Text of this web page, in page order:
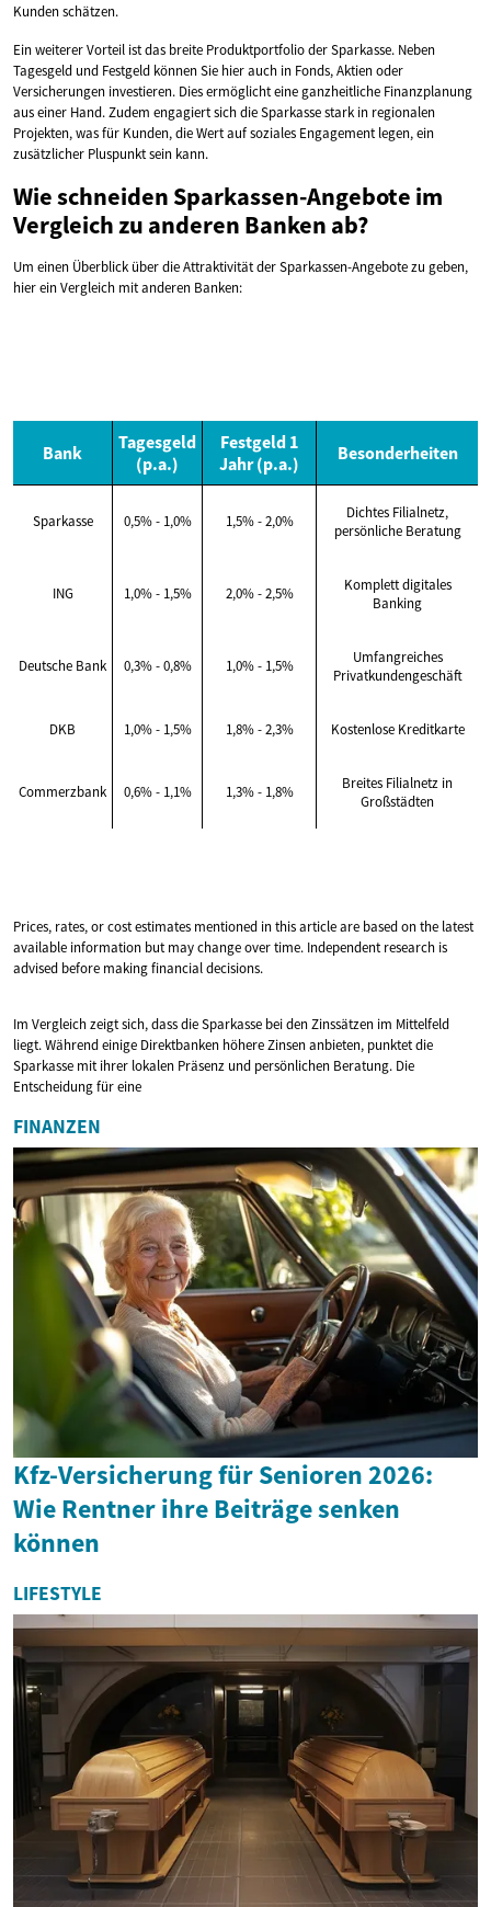
Kunden schätzen.
Ein weiterer Vorteil ist das breite Produktportfolio der Sparkasse. Neben
Tagesgeld und Festgeld können Sie hier auch in Fonds, Aktien oder
Versicherungen investieren. Dies ermöglicht eine ganzheitliche Finanzplanung
aus einer Hand. Zudem engagiert sich die Sparkasse stark in regionalen
Projekten, was für Kunden, die Wert auf soziales Engagement legen, ein
zusätzlicher Pluspunkt sein kann.
Wie schneiden Sparkassen-Angebote im
Vergleich zu anderen Banken ab?
Um einen Überblick über die Attraktivität der Sparkassen-Angebote zu geben,
hier ein Vergleich mit anderen Banken:
Bank
Tagesgeld
(p.a.)
Festgeld 1
Jahr (p.a.)
Besonderheiten
Sparkasse 0,5% - 1,0% 1,5% - 2,0%
Dichtes Filialnetz,
persönliche Beratung
ING 1,0% - 1,5% 2,0% - 2,5%
Komplett digitales
Banking
Deutsche Bank 0,3% - 0,8% 1,0% - 1,5%
Umfangreiches
Privatkundengeschäft
DKB 1,0% - 1,5% 1,8% - 2,3% Kostenlose Kreditkarte
Commerzbank 0,6% - 1,1% 1,3% - 1,8%
Breites Filialnetz in
Großstädten
Prices, rates, or cost estimates mentioned in this article are based on the latest
available information but may change over time. Independent research is
advised before making financial decisions.
Im Vergleich zeigt sich, dass die Sparkasse bei den Zinssätzen im Mittelfeld
liegt. Während einige Direktbanken höhere Zinsen anbieten, punktet die
Sparkasse mit ihrer lokalen Präsenz und persönlichen Beratung. Die
Entscheidung für eine
FINANZEN
Kfz-Versicherung für Senioren 2026:
Wie Rentner ihre Beiträge senken
können
LIFESTYLE